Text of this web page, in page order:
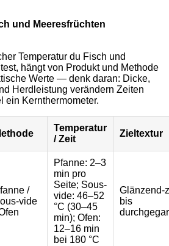
und Meeresfrüchten
Temperatur du Fisch und
hängt von Produkt und Methode
Werte — denk daran: Dicke,
Herdleistung verändern Zeiten
ein Kernthermometer.
Temperatur
/ Zeit
Zieltextur
/
vide
Pfanne: 2–3
min pro
Seite; Sous-
vide: 46–52
°C (30–45
min); Ofen:
12–16 min
bei 180 °C
Glänzend-
bis